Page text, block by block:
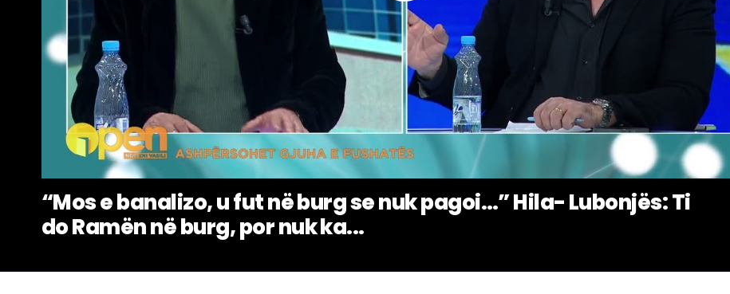
“Mos e banalizo, u fut në burg se nuk pagoi…” Hila- Lubonjës: Ti
do Ramën në burg, por nuk ka...